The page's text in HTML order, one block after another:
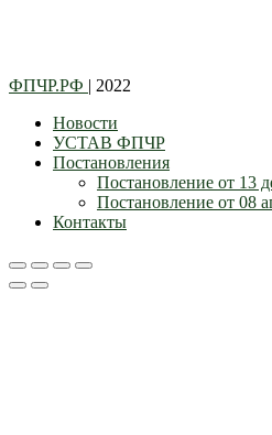
ФПЧР.РФ | 2022
Новости
УСТАВ ФПЧР
Постановления
Постановление от 13
Постановление от 08
Контакты